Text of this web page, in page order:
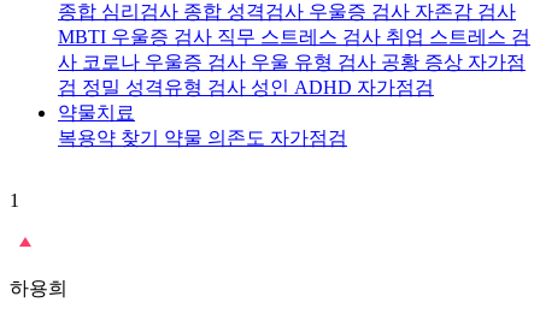
종합 심리검사 종합 성격검사 우울증 검사 자존감 검사
MBTI 우울증 검사 직무 스트레스 검사 취업 스트레스 검
사 코로나 우울증 검사 우울 유형 검사 공황 증상 자가점
검 정밀 성격유형 검사 성인 ADHD 자가점검
약물치료
복용약 찾기 약물 의존도 자가점검
1
하용희